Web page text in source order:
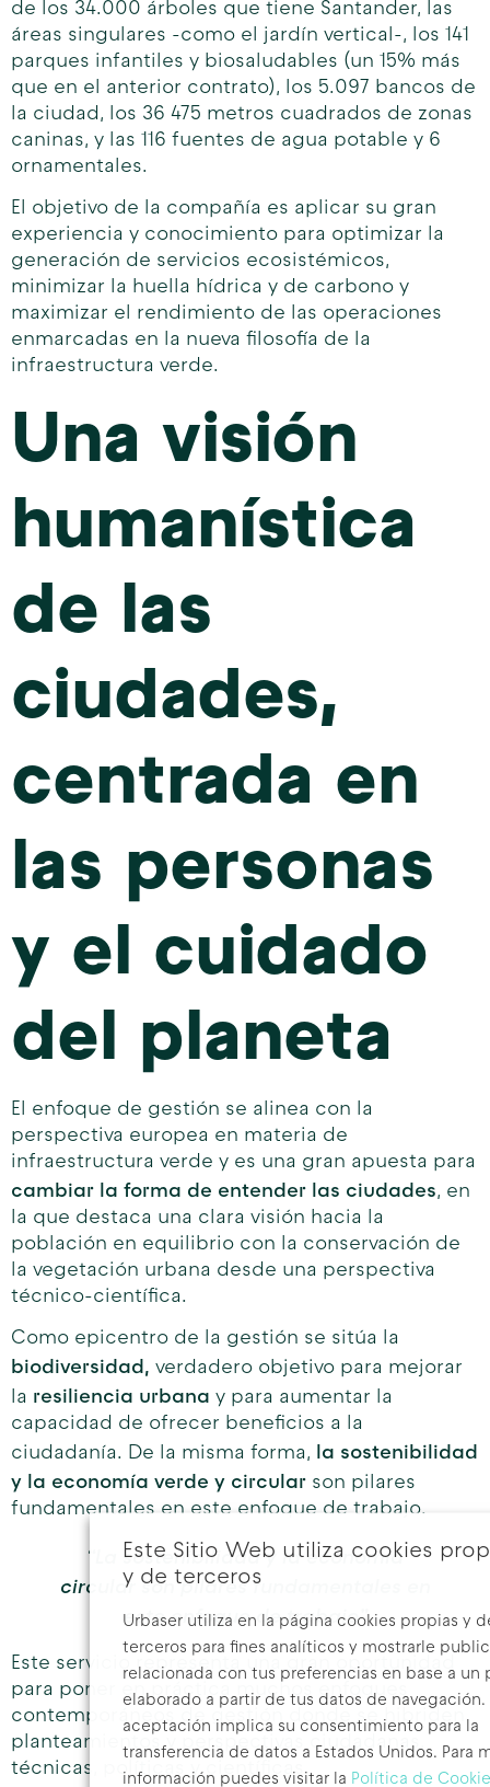
de los 34.000 árboles que tiene Santander, las
áreas singulares -como el jardín vertical-, los 141
parques infantiles y biosaludables (un 15% más
que en el anterior contrato), los 5.097 bancos de
la ciudad, los 36 475 metros cuadrados de zonas
caninas, y las 116 fuentes de agua potable y 6
ornamentales.
El objetivo de la compañía es aplicar su gran
experiencia y conocimiento para optimizar la
generación de servicios ecosistémicos,
minimizar la huella hídrica y de carbono y
maximizar el rendimiento de las operaciones
enmarcadas en la nueva filosofía de la
infraestructura verde.
Una visión
humanística
de las
ciudades,
centrada en
las personas
y el cuidado
del planeta
El enfoque de gestión se alinea con la
perspectiva europea en materia de
infraestructura verde y es una gran apuesta para
cambiar la forma de entender las ciudades, en
la que destaca una clara visión hacia la
población en equilibrio con la conservación de
la vegetación urbana desde una perspectiva
técnico-científica.
Como epicentro de la gestión se sitúa la
biodiversidad, verdadero objetivo para mejorar
la resiliencia urbana y para aumentar la
capacidad de ofrecer beneficios a la
ciudadanía. De la misma forma, la sostenibilidad
y la economía verde y circular son pilares
fundamentales en este enfoque de trabajo.
“La sostenibilidad y la economía
circular son pilares fundamentales en
este enfoque de trabajo”
Este servicio representa una gran oportunidad
para poner en práctica muchos enfoques
contemporáneos de gestión donde se hibriden
planteamientos y perspectivas ciudadanas,
técnicas, políticas y científicas.
Este Sitio Web utiliza cookies
y de terceros
Urbaser utiliza en la página cookies propias y
terceros para fines analíticos y mostrarle
relacionada con tus preferencias en base a un
elaborado a partir de tus datos de navegación.
aceptación implica su consentimiento para la
transferencia de datos a Estados Unidos. Para
información puedes visitar la Política de